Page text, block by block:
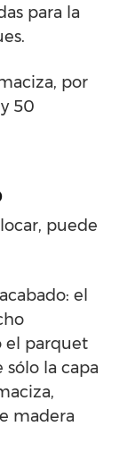
para la
por
50
puede
el
el parquet
la capa
madera